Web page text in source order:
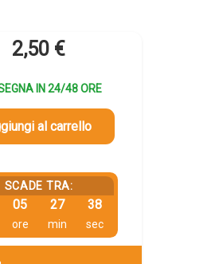
2,50 €
IN 24/48 ORE
al carrello
SCADE TRA:
05
ore
27
min
37
sec